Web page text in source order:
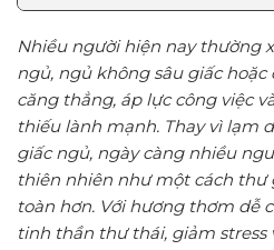
Nhiều người hiện nay thường
ngủ, ngủ không sâu giấc
căng thẳng, áp lực công việc
thiếu lành mạnh. Thay vì lạm
giấc ngủ, ngày càng nhiều
thiên nhiên như một cách thư
toàn hơn. Với hương thơm dễ
tinh thần thư thái, giảm stress